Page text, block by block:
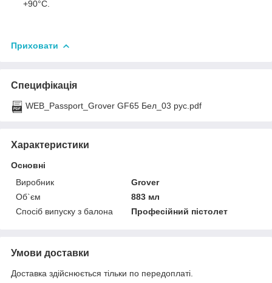
+90°С.
Приховати
Специфікація
WEB_Passport_Grover GF65 Бел_03 рус.pdf
Характеристики
Основні
Виробник
Grover
Об`єм
883 мл
Спосіб випуску з балона
Професійний пістолет
Умови доставки
Доставка здійснюється тільки по передоплаті.